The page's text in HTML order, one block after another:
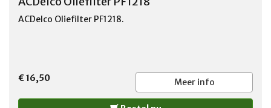
ACDelco Oliefilter PF1218.
€ 16,50 Meer info